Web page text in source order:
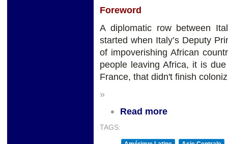
Foreword
A diplomatic row between
started when Italy’s Deputy
of impoverishing African
people leaving Africa, it is
France, that didn't finish
»
Read more
TAGS: